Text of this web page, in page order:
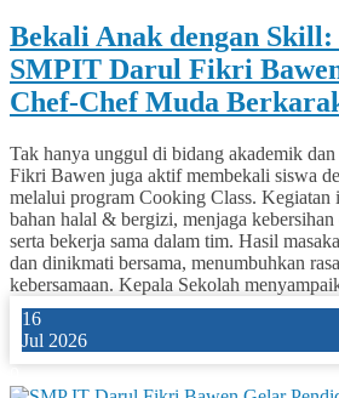
Bekali Anak dengan
SMPIT Darul Fikri
Chef-Chef Muda
Tak hanya unggul di bidang akademik
Fikri Bawen juga aktif membekali siswa
melalui program Cooking Class. Kegiatan
bahan halal & bergizi, menjaga kebersihan
serta bekerja sama dalam tim. Hasil
dan dinikmati bersama, menumbuhkan
kebersamaan. Kepala Sekolah
16
Jul 2026